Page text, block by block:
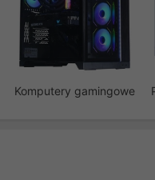
Komputery gamingowe